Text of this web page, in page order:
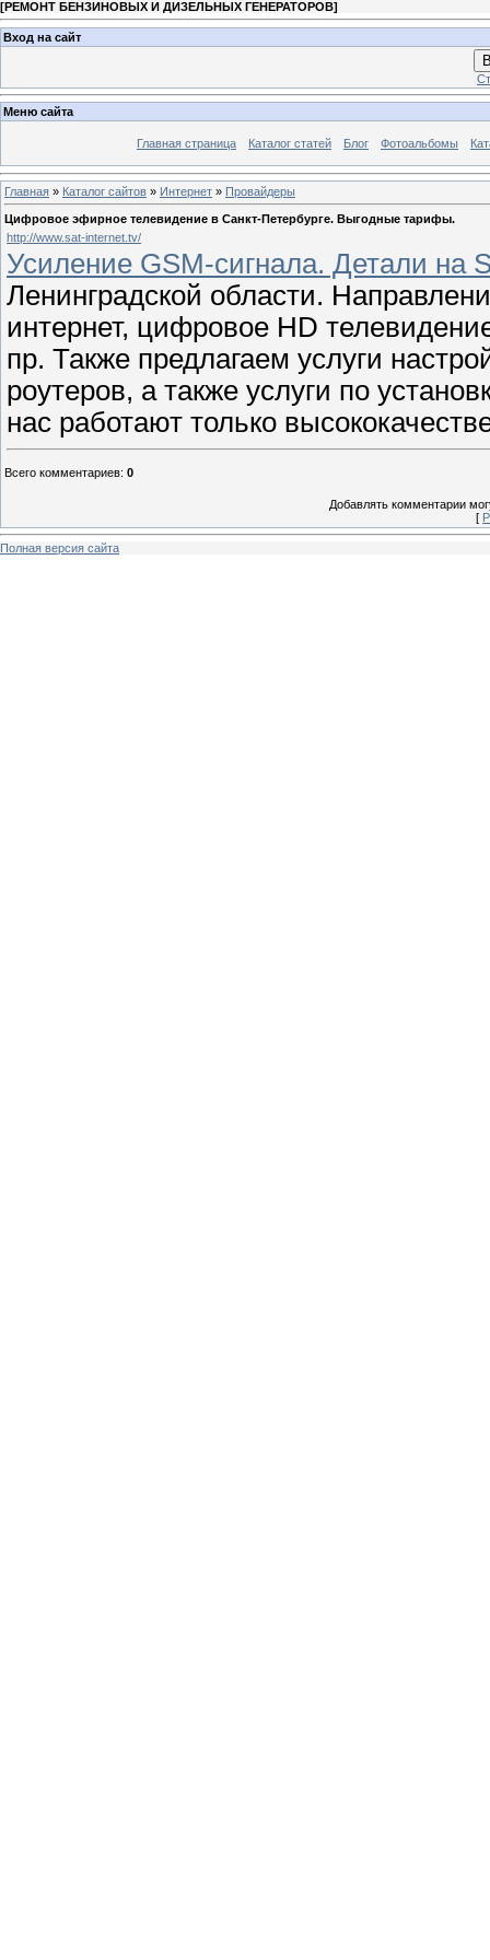
[РЕМОНТ БЕНЗИНОВЫХ И ДИЗЕЛЬНЫХ ГЕНЕРАТОРОВ]
Вход на сайт
Меню сайта
Главная страница Каталог статей Блог Фотоальбомы
Главная » Каталог сайтов » Интернет » Провайдеры
Цифровое эфирное телевидение в Санкт-Петербурге. Выгодные тарифы.
http://www.sat-internet.tv/
Усиление GSM-сигнала. Детали на
Ленинградской области.
интернет, цифровое HD
пр. Также предлагаем услуги
роутеров, а также услуги по
нас работают только
Всего комментариев: 0
Добавлять комментарии
[
Полная версия сайта